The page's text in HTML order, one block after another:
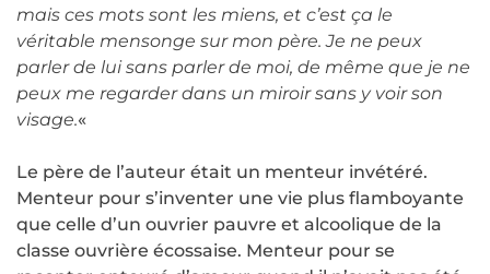
mais ces mots sont les miens, et c’est ça le
véritable mensonge sur mon père. Je ne peux
parler de lui sans parler de moi, de même que je ne
peux me regarder dans un miroir sans y voir son
visage.«
Le père de l’auteur était un menteur invétéré.
Menteur pour s’inventer une vie plus flamboyante
que celle d’un ouvrier pauvre et alcoolique de la
classe ouvrière écossaise. Menteur pour se